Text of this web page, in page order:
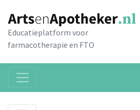
Educatieplatform voor
farmacotherapie en FTO